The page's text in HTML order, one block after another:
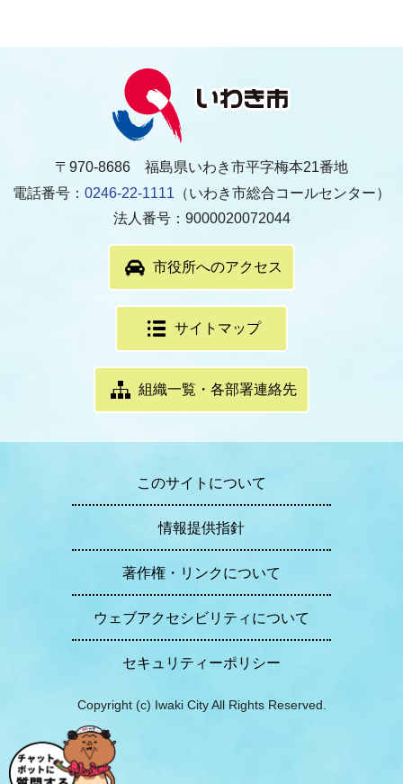
〒970-8686 福島県いわき市平字梅本21番地
電話番号： 0246-22-1111 （いわき市総合コールセンター）
法人番号：9000020072044
市役所へのアクセス
サイトマップ
組織一覧・各部署連絡先
このサイトについて
情報提供指針
著作権・リンクについて
ウェブアクセシビリティについて
セキュリティーポリシー
Copyright (c) Iwaki City All Rights Reserved.